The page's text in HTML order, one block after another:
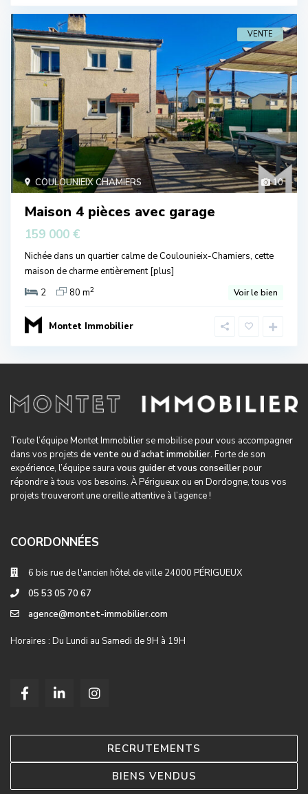
10
COULOUNIEIX CHAMIERS
VENTE
Maison 4 pièces avec garage
159 000 €
Nichée dans un quartier calme de Coulounieix-Chamiers, cette
maison de charme entièrement[plus]
2
80 m2 Voir le bien
Montet Immobilier
Toute l’équipe Montet Immobilier se mobilise pour vous accompagner
dans vos projets de vente ou d’achat immobilier. Forte de son
expérience, l’équipe saura vous guider etvous conseillerpour
répondre à tous vos besoins. À Périgueux ou en Dordogne, tous vos
projets trouveront une oreille attentive à l’agence !
COORDONNÉES
6 bis rue de l'ancien hôtel de ville 24000 PÉRIGUEUX
05 53 05 70 67
agence@montet-immobilier.com
Horaires : Du Lundi au Samedi de 9H à 19H
RECRUTEMENTS
BIENS VENDUS